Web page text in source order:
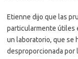
Etienne dijo que las
particularmente útiles
un laboratorio, que se
desproporcionada por